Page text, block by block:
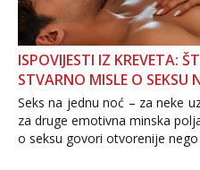
ISPOVIJESTI IZ KREVETA:
STVARNO MISLE O SEKSU
Seks na jednu noć – za neke
za druge emotivna minska
o seksu govori otvorenije
dalje izaziva burne